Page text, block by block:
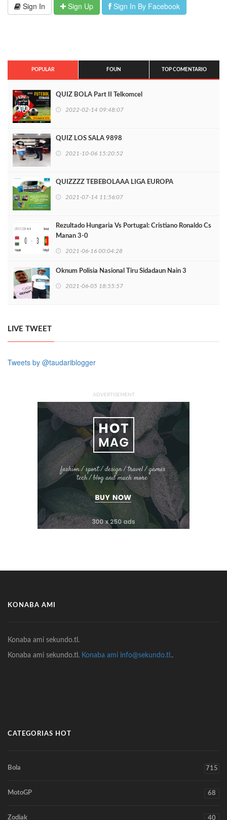
Sign In Sign Up Sign In By Facebook
POPULAR FOUN TOP COMENTARIO
QUIZ BOLA Part II Telkomcel
2022-02-14 09:48:07
QUIZ LOS SALA 9898
2021-10-06 15:20:52
QUIZZZZ TEBEBOLAAA LIGA EUROPA
2021-07-14 11:56:07
Rezultado Hungaria Vs Portugal: Cristiano Ronaldo Cs
Manan 3-0
2021-06-16 00:04:28
Oknum Polisia Nasional Tiru Sidadaun Nain 3
2021-06-05 18:55:57
LIVE TWEET
Tweets by @taudariblogger
ADVERTISEMENT
KONABA AMI
Konaba ami sekundo.tl.
Konaba ami sekundo.tl. Konaba ami info@sekundo.tl..
CATEGORIAS HOT
Bola 715
MotoGP 68
Zodiak 40